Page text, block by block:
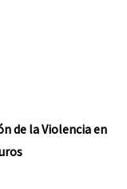
de la Violencia en